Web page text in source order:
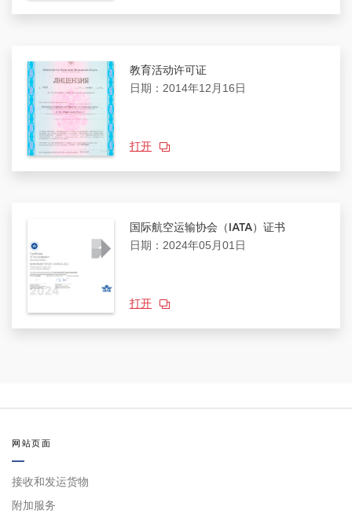
教育活动许可证
日期：2014年12月16日
打开
国际航空运输协会（IATA）证书
日期：2024年05月01日
打开
网站页面
接收和发运货物
附加服务